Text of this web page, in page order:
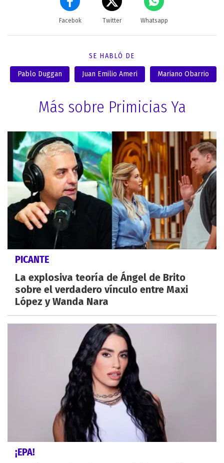
Facebok Twitter Whatsapp
SE HABLÓ DE
Pablo Duggan Juan Emilio Ameri Mariano Obarrio
Más sobre Primicias Ya
PICANTE
La explosiva teoría de Ángel de Brito
sobre el verdadero vínculo entre Maxi
López y Wanda Nara
¡EPA!